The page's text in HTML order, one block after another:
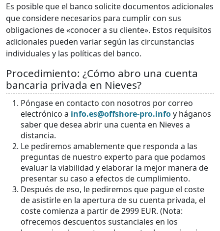
Es posible que el banco solicite documentos adicionales
que considere necesarios para cumplir con sus
obligaciones de «conocer a su cliente». Estos requisitos
adicionales pueden variar según las circunstancias
individuales y las políticas del banco.
Procedimiento: ¿Cómo abro una cuenta
bancaria privada en Nieves?
Póngase en contacto con nosotros por correo
electrónico a info.es@offshore-pro.infoy háganos
saber que desea abrir una cuenta en Nieves a
distancia.
Le pediremos amablemente que responda a las
preguntas de nuestro experto para que podamos
evaluar la viabilidad y elaborar la mejor manera de
presentar su caso a efectos de cumplimiento.
Después de eso, le pediremos que pague el coste
de asistirle en la apertura de su cuenta privada, el
coste comienza a partir de 2999 EUR. (Nota:
ofrecemos descuentos sustanciales en los